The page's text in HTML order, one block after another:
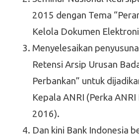
2015 dengan Tema
Kelola Dokumen
Menyelesaikan
Retensi Arsip Urusan
Perbankan” untuk
Kepala ANRI (Perka
2016).
Dan kini Bank Indonesia